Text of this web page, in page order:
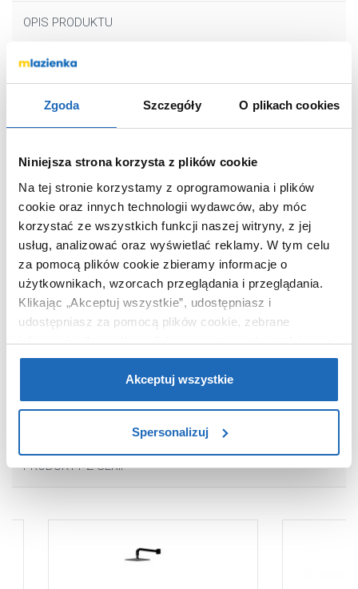
Zgoda Szczegóły O plikach cookies
Niniejsza strona korzysta z plików cookie
Na tej stronie korzystamy z oprogramowania i plików
cookie oraz innych technologii wydawców, aby móc
korzystać ze wszystkich funkcji naszej witryny, z jej
usług, analizować oraz wyświetlać reklamy. W tym celu
za pomocą plików cookie zbieramy informacje o
użytkownikach, wzorcach przeglądania i przeglądania.
Klikając „Akceptuj wszystkie”, udostępniasz i
udostępniasz za pomocą plików cookie, zebrane
informacje dla użytkowników zewnętrznych, a także nasi
partnerzy reklamowi.Jeśli chcesz, włącz „Tylko
wymagane pliki cookie”.Pamiętaj jednak, że
zablokowane niektóre pliki cookie mogą mieć wpływ na
Akceptuj wszystkie
Spersonalizuj
OPIS PRODUKTU
Marka
Omnires
Seria
Montaż
podtynkowa
Typ
jednouchwytowa
Termostat
bez termostatu
Zestaw natryskowy
nie
Kod EAN
5902539818727
Wymiary z
opakowaniem
22 x 10 x 18 cm
Waga z opakowaniem
1,76 kg
PRODUKTY Z SERII